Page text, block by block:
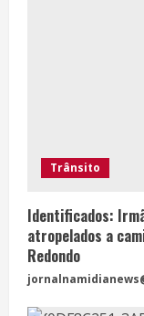
Trânsito
Identificados:
atropelados a
Redondo